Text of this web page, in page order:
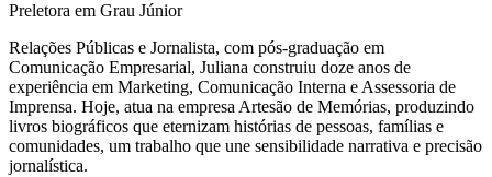
Preletora em Grau Júnior
Relações Públicas e Jornalista, com pós-graduação em
Comunicação Empresarial, Juliana construiu doze anos de
experiência em Marketing, Comunicação Interna e Assessoria de
Imprensa. Hoje, atua na empresa Artesão de Memórias, produzindo
livros biográficos que eternizam histórias de pessoas, famílias e
comunidades, um trabalho que une sensibilidade narrativa e precisão
jornalística.